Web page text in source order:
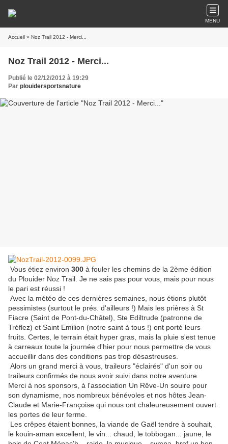
MENU
Accueil » Noz Trail 2012 - Merci...
Noz Trail 2012 - Merci...
Publié le 02/12/2012 à 19:29
Par plouidersportsnature
Vous étiez environ 300 à fouler les chemins de la 2ème édition
du Plouider Noz Trail. Je ne sais pas pour vous, mais pour nous
le pari est réussi !
Avec la météo de ces dernières semaines, nous étions plutôt
pessimistes (surtout le prés. d'ailleurs !) Mais les prières à St
Fiacre (Saint de Pont-du-Châtel), Ste Ediltrude (patronne de
Tréflez) et Saint Emilion (notre saint à tous !) ont porté leurs
fruits. Certes, le terrain était hyper gras, mais la pluie s'est tenue
à carreaux toute la journée d'hier pour nous permettre de vous
accueillir dans des conditions pas trop désastreuses.
Alors un grand merci à vous, traileurs "éclairés" d'un soir ou
traileurs confirmés de nous avoir suivi dans notre aventure.
Merci à nos sponsors, à l'association Un Rêve-Un souire pour
son dynamisme, nos nombreux bénévoles et nos hôtes Jean-
Claude et Marie-Françoise qui nous ont chaleureusement ouvert
les portes de leur ferme.
Les crêpes étaient bonnes, la viande de Gaël tendre à souhait,
le kouin-aman excellent, le vin... chaud, le tobbogan... jaune, le